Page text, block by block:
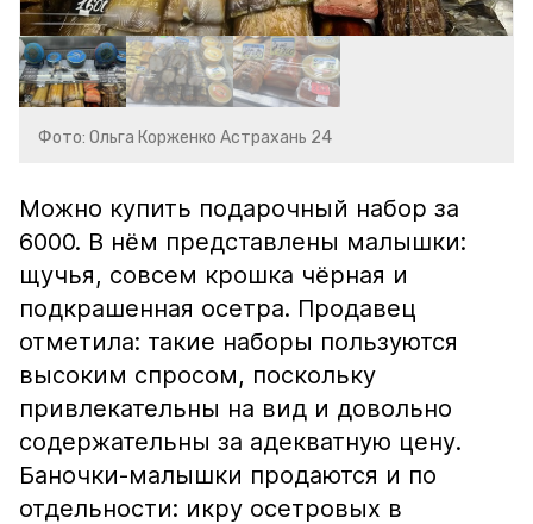
Фото: Ольга Корженко Астрахань 24
Можно купить подарочный набор за
6000. В нём представлены малышки:
щучья, совсем крошка чёрная и
подкрашенная осетра. Продавец
отметила: такие наборы пользуются
высоким спросом, поскольку
привлекательны на вид и довольно
содержательны за адекватную цену.
Баночки-малышки продаются и по
отдельности: икру осетровых в